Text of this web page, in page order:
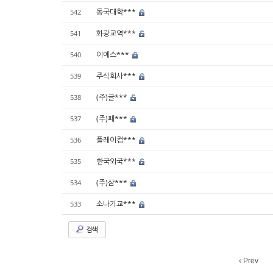
542 동국대학***
541 화광교역***
540 이에스***
539 주식회사***
538 (주)글***
537 (주)패***
536 플레이컴***
535 한국외국***
534 (주)삼***
533 소나기교***
검색
Prev